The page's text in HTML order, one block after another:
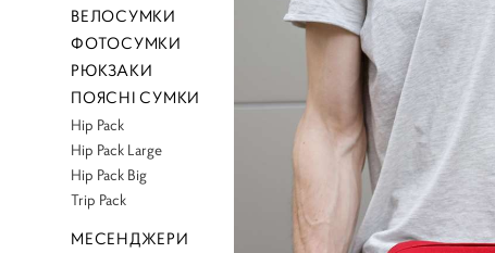
ВЕЛОСУМКИ
ФОТОСУМКИ
РЮКЗАКИ
ПОЯСНІ СУМКИ
Hip Pack
Hip Pack Large
Hip Pack Big
Trip Pack
МЕСЕНДЖЕРИ